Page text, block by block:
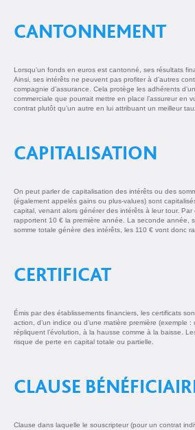
CANTONNEMENT
Lorsqu’un fonds en euros est cantonné, ses résultats
Ainsi, ses intérêts ne peuvent pas profiter à d’autres
compagnie d’assurance. Cela protège les adhérents
commerciale que pourrait mettre en place l’assureur en
contrat plutôt qu’un autre en lui attribuant un meilleur
CAPITALISATION
On peut parler de capitalisation des intérêts ou des
(également appelés gains ou plus-values) sont
capital, venant alors générer des intérêts à leur tour.
rapportent 10 € la première année. La seconde année,
somme totale génère des intérêts, les 110 € vont donc
CERTIFICAT
Émis par des établissements financiers, les certificats
action, d’un indice ou d’une matière première (exemple
répliquent l’évolution, à la hausse comme à la baisse.
risque de perte en capital totale ou partielle.
CLAUSE
Clause dans laquelle le souscripteur (pour un contrat